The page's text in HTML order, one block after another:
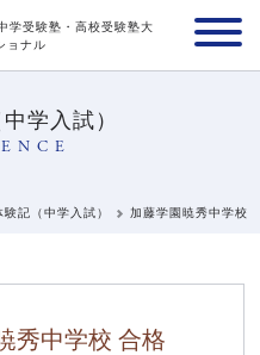
学受験塾・高校受験塾大
ョナル
学入試）
記（中学入試） 加藤学園暁秀中学校
秀中学校 合格